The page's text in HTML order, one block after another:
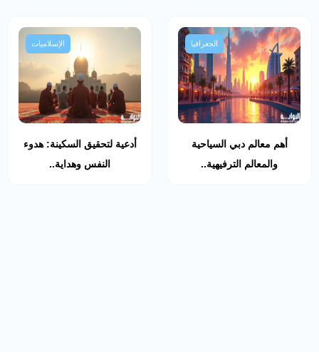
الجغرافيا
أهم معالم دبي السياحية
والمعالم الترفيهية..
الإسلاميات
أدعية لتحقيق السكينة: هدوء
النفس وهداية..